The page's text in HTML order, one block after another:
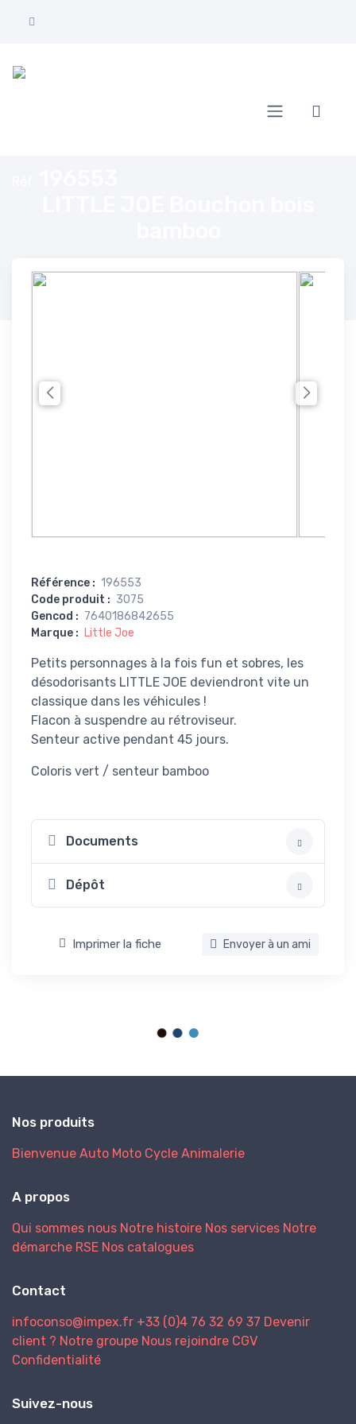
Référence : 196553
Code produit : 3075
Gencod : 7640186842655
Marque : Little Joe
Petits personnages à la fois fun et sobres, les
désodorisants LITTLE JOE deviendront vite un
classique dans les véhicules !
Flacon à suspendre au rétroviseur.
Senteur active pendant 45 jours.
Coloris vert / senteur bamboo
Documents
Dépôt
Imprimer la fiche Envoyer à un ami
Nos produits
Bienvenue Auto Moto Cycle Animalerie
A propos
Qui sommes nous Notre histoire Nos services Notre
démarche RSE Nos catalogues
Contact
infoconso@impex.fr +33 (0)4 76 32 69 37 Devenir
client ? Notre groupe Nous rejoindre CGV
Confidentialité
Suivez-nous